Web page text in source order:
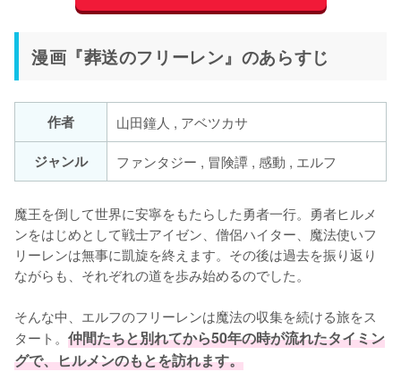
漫画『葬送のフリーレン』のあらすじ
作者
山田鐘人 , アベツカサ
ジャンル
ファンタジー , 冒険譚 , 感動 , エルフ
魔王を倒して世界に安寧をもたらした勇者一行。勇者ヒルメ
ンをはじめとして戦士アイゼン、僧侶ハイター、魔法使いフ
リーレンは無事に凱旋を終えます。その後は過去を振り返り
ながらも、それぞれの道を歩み始めるのでした。
そんな中、エルフのフリーレンは魔法の収集を続ける旅をス
タート。 仲間たちと別れてから50年の時が流れたタイミン
グで、ヒルメンのもとを訪れます。